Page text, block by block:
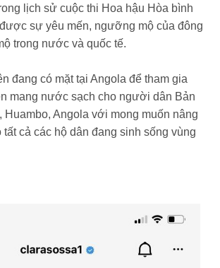
lịch sử cuộc thi Hoa hậu Hòa bình
sự yêu mến, ngưỡng mộ của đông
trong nước và quốc tế.
đang có mặt tại Angola để tham gia
mang nước sạch cho người dân Bản
Huambo, Angola với mong muốn nâng
cả các hộ dân đang sinh sống vùng